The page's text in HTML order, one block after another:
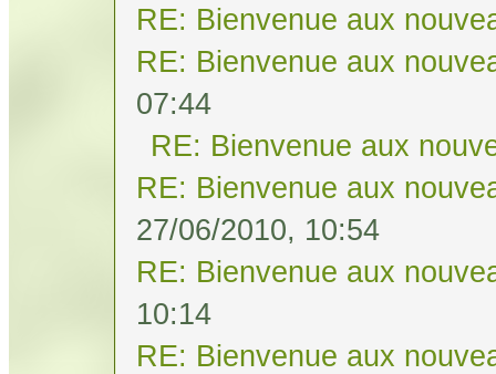
RE: Bienvenue aux
RE: Bienvenue aux
07:44
RE: Bienvenue aux
RE: Bienvenue aux
27/06/2010, 10:54
RE: Bienvenue aux
10:14
RE: Bienvenue aux